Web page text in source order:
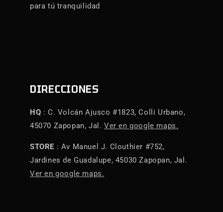
para tú tranquilidad
DIRECCIONES
HQ : C. Volcán Ajusco #1823, Colli Urbano,
45070 Zapopan, Jal. Ver en google maps.
STORE : Av Manuel J. Clouthier #752,
Jardines de Guadalupe, 45030 Zapopan, Jal.
Ver en google maps.